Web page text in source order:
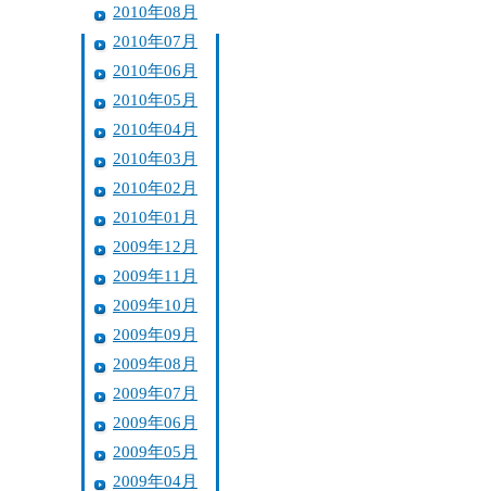
2010年08月
2010年07月
2010年06月
2010年05月
2010年04月
2010年03月
2010年02月
2010年01月
2009年12月
2009年11月
2009年10月
2009年09月
2009年08月
2009年07月
2009年06月
2009年05月
2009年04月